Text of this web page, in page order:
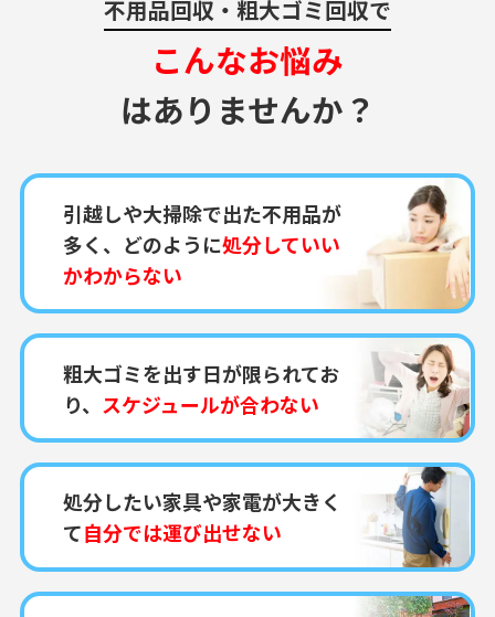
不用品回収・粗大ゴミ回収で
こんなお悩み
はありませんか？
引越しや大掃除で出た不用品が
多く、どのように処分していい
かわからない
粗大ゴミを出す日が限られてお
り、 スケジュールが合わない
処分したい家具や家電が大きく
て自分では運び出せない